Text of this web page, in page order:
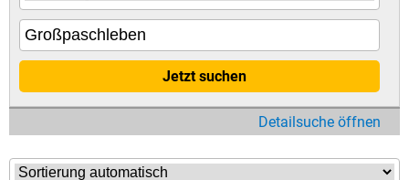
Jetzt suchen
Detailsuche öffnen